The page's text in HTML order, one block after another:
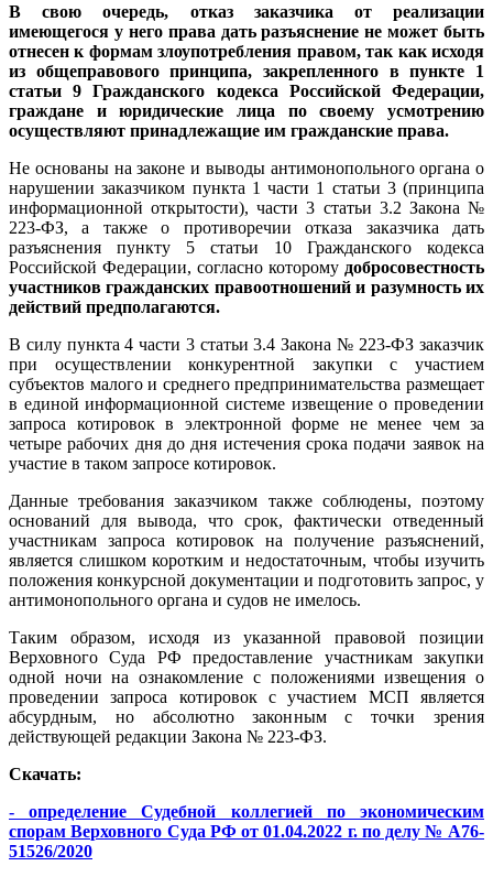
В свою очередь, отказ заказчика от реализации
имеющегося у него права дать разъяснение не может быть
отнесен к формам злоупотребления правом, так как исходя
из общеправового принципа, закрепленного в пункте 1
статьи 9 Гражданского кодекса Российской Федерации,
граждане и юридические лица по своему усмотрению
осуществляют принадлежащие им гражданские права.
Не основаны на законе и выводы антимонопольного органа о
нарушении заказчиком пункта 1 части 1 статьи 3 (принципа
информационной открытости), части 3 статьи 3.2 Закона №
223-ФЗ, а также о противоречии отказа заказчика дать
разъяснения пункту 5 статьи 10 Гражданского кодекса
Российской Федерации, согласно которому добросовестность
участников гражданских правоотношений и разумность их
действий предполагаются.
В силу пункта 4 части 3 статьи 3.4 Закона № 223-ФЗ заказчик
при осуществлении конкурентной закупки с участием
субъектов малого и среднего предпринимательства размещает
в единой информационной системе извещение о проведении
запроса котировок в электронной форме не менее чем за
четыре рабочих дня до дня истечения срока подачи заявок на
участие в таком запросе котировок.
Данные требования заказчиком также соблюдены, поэтому
оснований для вывода, что срок, фактически отведенный
участникам запроса котировок на получение разъяснений,
является слишком коротким и недостаточным, чтобы изучить
положения конкурсной документации и подготовить запрос, у
антимонопольного органа и судов не имелось.
Таким образом, исходя из указанной правовой позиции
Верховного Суда РФ предоставление участникам закупки
одной ночи на ознакомление с положениями извещения о
проведении запроса котировок с участием МСП является
абсурдным, но абсолютно законным с точки зрения
действующей редакции Закона № 223-ФЗ.
Скачать:
- определение Судебной коллегией по экономическим
спорам Верховного Суда РФ от 01.04.2022 г. по делу № А76-
51526/2020